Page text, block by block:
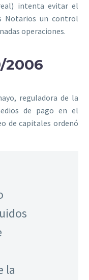
intenta evitar el
Notarios un control
operaciones.
2006
reguladora de la
de pago en el
de capitales ordenó
la